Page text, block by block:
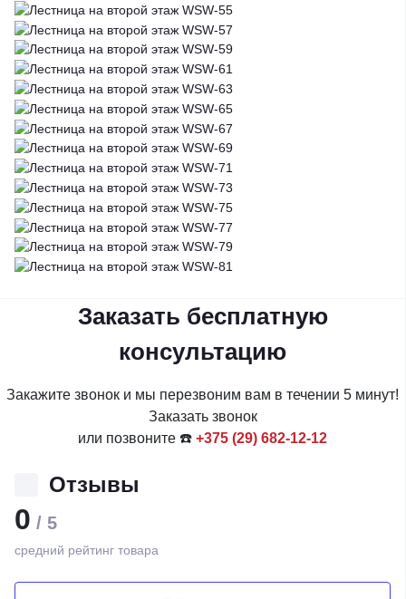
Заказать бесплатную
консультацию
Закажите звонок и мы перезвоним вам в течении 5 минут!
Заказать звонок
или позвоните ☎️ +375 (29) 682-12-12
Отзывы
0 / 5
средний рейтинг товара